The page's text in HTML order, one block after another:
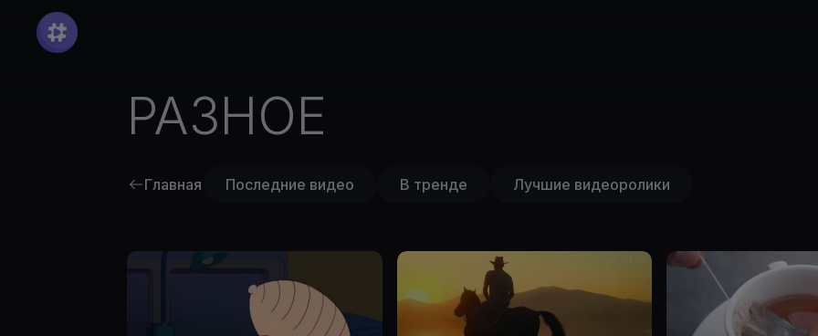
РАЗНОЕ
Главная Последние видео В тренде Лучшие видеоролики